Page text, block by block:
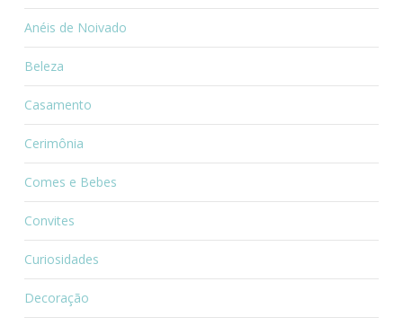
Anéis de Noivado
Beleza
Casamento
Cerimônia
Comes e Bebes
Convites
Curiosidades
Decoração